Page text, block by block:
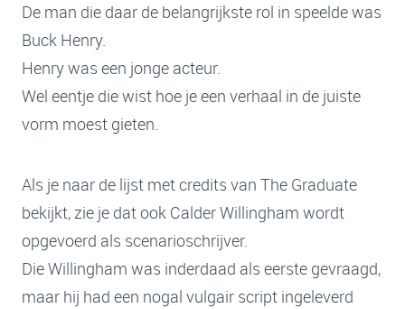
De man die daar de belangrijkste rol in speelde was
Buck Henry.
Henry was een jonge acteur.
Wel eentje die wist hoe je een verhaal in de juiste
vorm moest gieten.
Als je naar de lijst met credits van The Graduate
bekijkt, zie je dat ook Calder Willingham wordt
opgevoerd als scenarioschrijver.
Die Willingham was inderdaad als eerste gevraagd,
maar hij had een nogal vulgair script ingeleverd